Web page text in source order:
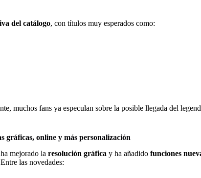
del catálogo, con títulos muy esperados como:
muchos fans ya especulan sobre la posible llegada del
gráficas, online y más personalización
mejorado la resolución gráfica y ha añadido funciones
las novedades: